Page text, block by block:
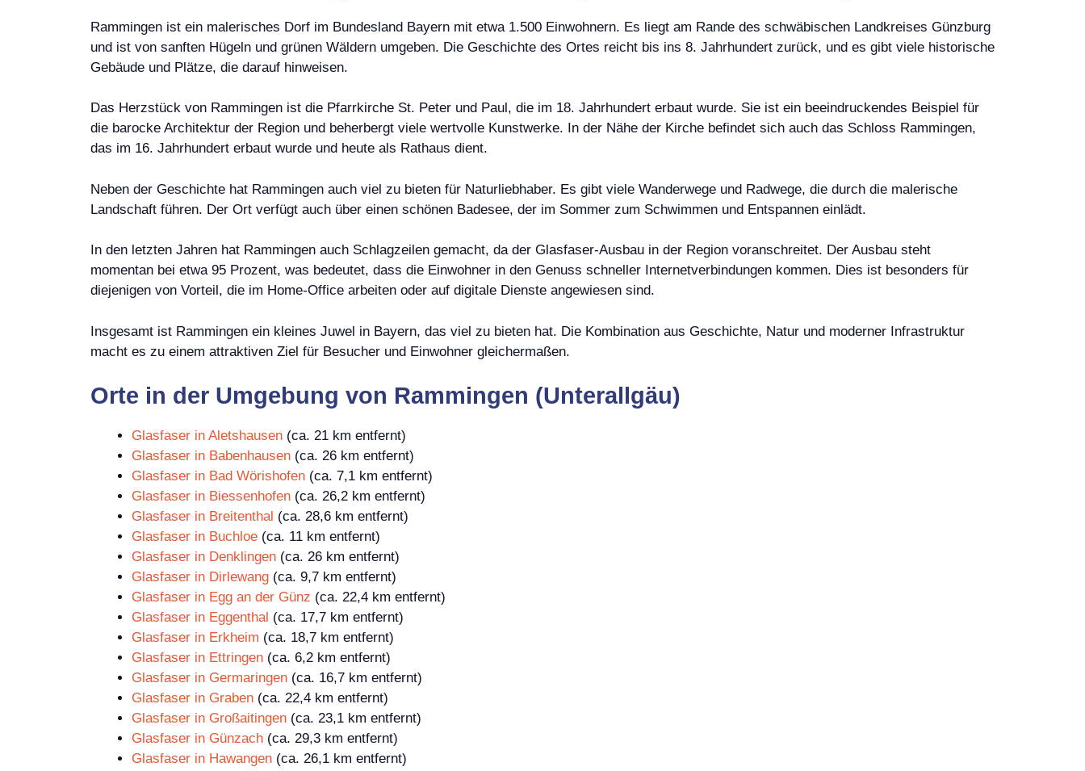
Rammingen ist ein malerisches Dorf im Bundesland Bayern mit etwa 1.500 Einwohnern. Es liegt am Rande des schwäbischen Landkreises Günzburg
und ist von sanften Hügeln und grünen Wäldern umgeben. Die Geschichte des Ortes reicht bis ins 8. Jahrhundert zurück, und es gibt viele historische
Gebäude und Plätze, die darauf hinweisen.
Das Herzstück von Rammingen ist die Pfarrkirche St. Peter und Paul, die im 18. Jahrhundert erbaut wurde. Sie ist ein beeindruckendes Beispiel für
die barocke Architektur der Region und beherbergt viele wertvolle Kunstwerke. In der Nähe der Kirche befindet sich auch das Schloss Rammingen,
das im 16. Jahrhundert erbaut wurde und heute als Rathaus dient.
Neben der Geschichte hat Rammingen auch viel zu bieten für Naturliebhaber. Es gibt viele Wanderwege und Radwege, die durch die malerische
Landschaft führen. Der Ort verfügt auch über einen schönen Badesee, der im Sommer zum Schwimmen und Entspannen einlädt.
In den letzten Jahren hat Rammingen auch Schlagzeilen gemacht, da der Glasfaser-Ausbau in der Region voranschreitet. Der Ausbau steht
momentan bei etwa 95 Prozent, was bedeutet, dass die Einwohner in den Genuss schneller Internetverbindungen kommen. Dies ist besonders für
diejenigen von Vorteil, die im Home-Office arbeiten oder auf digitale Dienste angewiesen sind.
Insgesamt ist Rammingen ein kleines Juwel in Bayern, das viel zu bieten hat. Die Kombination aus Geschichte, Natur und moderner Infrastruktur
macht es zu einem attraktiven Ziel für Besucher und Einwohner gleichermaßen.
Orte in der Umgebung von Rammingen (Unterallgäu)
Glasfaser in Aletshausen (ca. 21 km entfernt)
Glasfaser in Babenhausen (ca. 26 km entfernt)
Glasfaser in Bad Wörishofen (ca. 7,1 km entfernt)
Glasfaser in Biessenhofen (ca. 26,2 km entfernt)
Glasfaser in Breitenthal (ca. 28,6 km entfernt)
Glasfaser in Buchloe (ca. 11 km entfernt)
Glasfaser in Denklingen (ca. 26 km entfernt)
Glasfaser in Dirlewang (ca. 9,7 km entfernt)
Glasfaser in Egg an der Günz (ca. 22,4 km entfernt)
Glasfaser in Eggenthal (ca. 17,7 km entfernt)
Glasfaser in Erkheim (ca. 18,7 km entfernt)
Glasfaser in Ettringen (ca. 6,2 km entfernt)
Glasfaser in Germaringen (ca. 16,7 km entfernt)
Glasfaser in Graben (ca. 22,4 km entfernt)
Glasfaser in Großaitingen (ca. 23,1 km entfernt)
Glasfaser in Günzach (ca. 29,3 km entfernt)
Glasfaser in Hawangen (ca. 26,1 km entfernt)